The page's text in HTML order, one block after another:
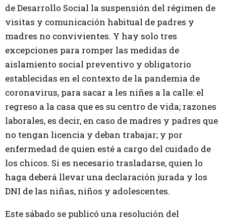
de Desarrollo Social la suspensión del régimen de
visitas y comunicación habitual de padres y
madres no convivientes. Y hay solo tres
excepciones para romper las medidas de
aislamiento social preventivo y obligatorio
establecidas en el contexto de la pandemia de
coronavirus, para sacar a les niñes a la calle: el
regreso a la casa que es su centro de vida; razones
laborales, es decir, en caso de madres y padres que
no tengan licencia y deban trabajar; y por
enfermedad de quien esté a cargo del cuidado de
los chicos. Si es necesario trasladarse, quien lo
haga deberá llevar una declaración jurada y los
DNI de las niñas, niños y adolescentes.
Este sábado se publicó una resolución del